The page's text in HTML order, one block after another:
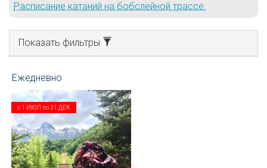
Расписание катаний на бобслейной трассе.
Показать фильтры
с 1 ИЮЛ по31 ДЕК